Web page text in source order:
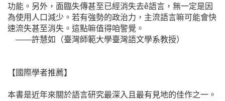
功能。另外，面臨失傳甚至已經消失去ê語言，無一定是因
為使用人口減少。若有強勢的政治力，主流語言嘛可能會快
速流失甚至消失。這點嘛值得咱警覺。
——許慧如（臺灣師範大學臺灣語文學系教授）
【國際學者推薦】
本書是近年來關於語言研究最深入且最有見地的佳作之一。